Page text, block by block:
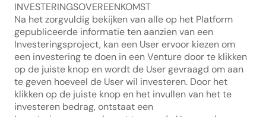
INVESTERINGSOVEREENKOMST
Na het zorgvuldig bekijken van alle op het Platform
gepubliceerde informatie ten aanzien van een
Investeringsproject, kan een User ervoor kiezen om
een investering te doen in een Venture door te klikken
op de juiste knop en wordt de User gevraagd om aan
te geven hoeveel de User wil investeren. Door het
klikken op de juiste knop en het invullen van het te
investeren bedrag, ontstaat een